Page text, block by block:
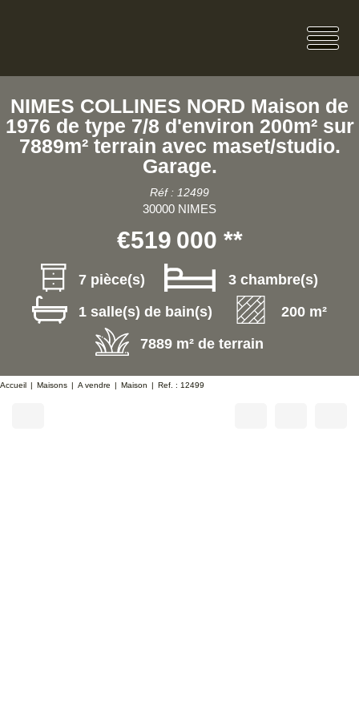
NIMES COLLINES NORD Maison de
1976 de type 7/8 d'environ 200m² sur
7889m² terrain avec maset/studio.
Garage.
Réf : 12499
30000 NIMES
€519 000 **
7 pièce(s)
3 chambre(s)
1 salle(s) de bain(s)
200 m²
7889 m² de terrain
Accueil Maisons A vendre Maison Ref. : 12499